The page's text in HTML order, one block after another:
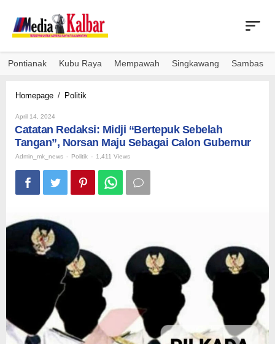
content
Pontianak Kubu Raya Mempawah Singkawang Sambas
Homepage / Politik
"Bertepuk
Sebelah
Tangan",
Norsan
Maju
Sebagai
Calon
April 14, 2024
Catatan Redaksi: Midji “Bertepuk Sebelah
Tangan”, Norsan Maju Sebagai Calon Gubernur
Admin_mk_news - Politik - 1,411 Views